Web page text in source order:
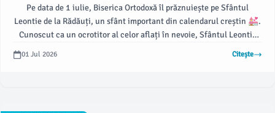
Pe data de 1 iulie, Biserica Ortodoxă îl prăznuiește pe Sfântul
Leontie de la Rădăuți, un sfânt important din calendarul creștin 💒.
Cunoscut ca un ocrotitor al celor aflați în nevoie, Sfântul Leontie
01 Jul 2026 Citește